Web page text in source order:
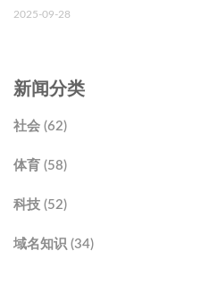
2025-09-28
新闻分类
社会 (62)
体育 (58)
科技 (52)
域名知识 (34)